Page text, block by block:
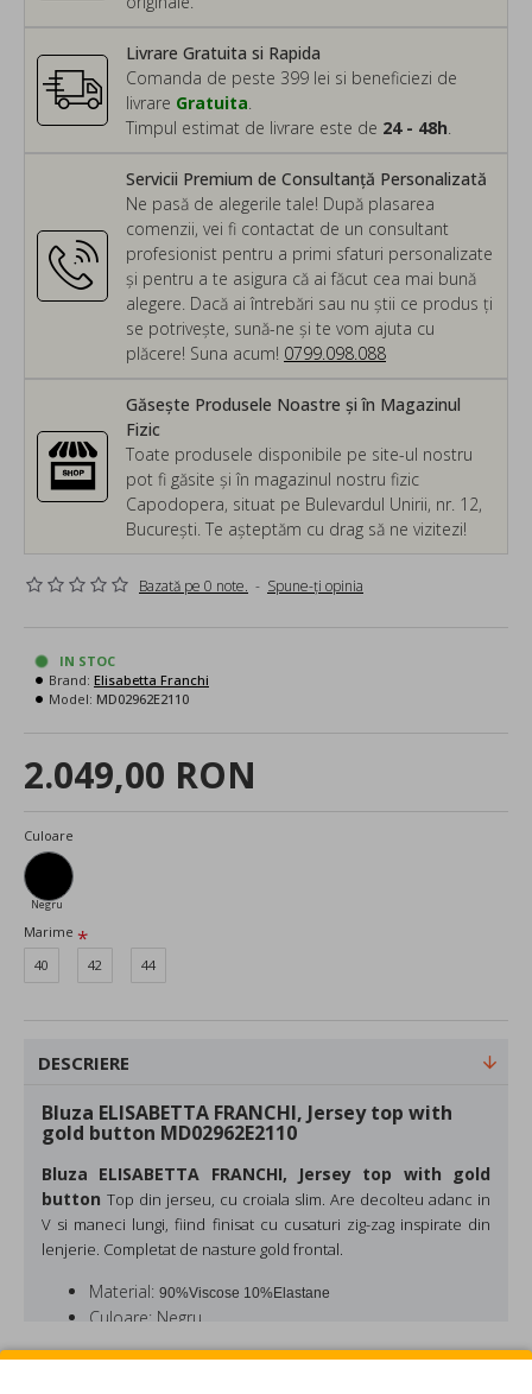
Servicii Premium de Consultanță Personalizată
Ne pasă de alegerile tale! După plasarea
comenzii, vei fi contactat de un consultant
profesionist pentru a primi sfaturi personalizate
și pentru a te asigura că ai făcut cea mai bună
alegere. Dacă ai întrebări sau nu știi ce produs ți
se potrivește, sună-ne și te vom ajuta cu
plăcere! Suna acum! 0799.098.088
Livrare Gratuita si Rapida
Comanda de peste 399 lei si beneficiezi de
livrare Gratuita
Timpul estimat de livrare este de 24 - 48h
Găsește Produsele Noastre și în Magazinul
Fizic
Toate produsele disponibile pe site-ul nostru
pot fi găsite și în magazinul nostru fizic
Capodopera, situat pe Bulevardul Unirii, nr. 12,
București. Te așteptăm cu drag să ne vizitezi!
Bazată pe 0 note. - Spune-ţi opinia
2.049,00 RON
IN STOC
Brand: Elisabetta Franchi
Model: MD02962E2110
Culoare
Negru
Marime
40
42 44
DESCRIERE
Bluza ELISABETTA FRANCHI, Jersey top with
gold button MD02962E2110
Bluza ELISABETTA FRANCHI, Jersey top with gold
button Top din jerseu, cu croiala slim. Are decolteu adanc in
V si maneci lungi, fiind finisat cu cusaturi zig-zag inspirate din
lenjerie. Completat de nasture gold frontal.
Material: 90%Viscose 10%Elastane
Culoare: Negru